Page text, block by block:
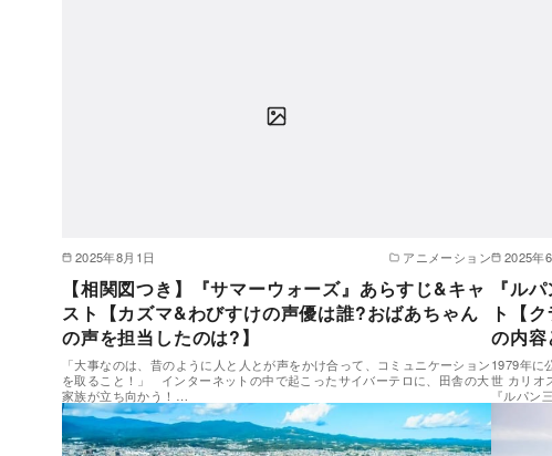
2025年8月1日 アニメーション
【相関図つき】『サマーウォーズ』あらすじ&キャ
スト【カズマ&わびすけの声優は誰?おばあちゃん
の声を担当したのは?】
「大事なのは、昔のように人と人とが声をかけ合って、コミュニケーション
を取ること！」 インターネットの中で起こったサイバーテロに、田舎の大
家族が立ち向かう！…
2025年
『ル
ト【
の内容
1979年に
世 カリオ
『ルパン